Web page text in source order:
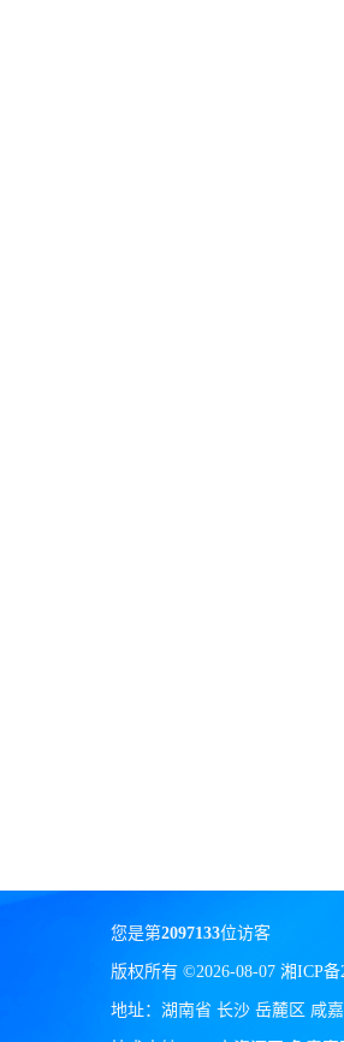
您是第2097133位访客
版权所有 ©2026-08-07 湘ICP备
地址：湖南省 长沙 岳麓区 咸